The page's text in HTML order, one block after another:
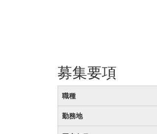
募集要項
職種
勤務地